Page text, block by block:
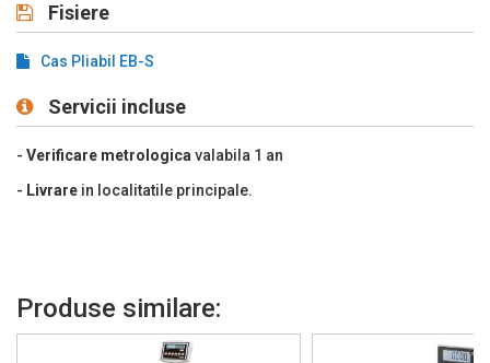
Fisiere
Cas Pliabil EB-S
Servicii incluse
- Verificare metrologica valabila 1 an
- Livrare in localitatile principale.
Produse similare: